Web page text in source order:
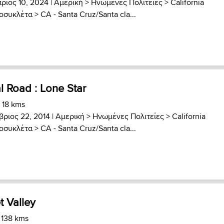
>CA - Santa Cruz/Santa cla...
Road : Lone Star
kms
22, 2014 |Αμερική > Ηνωμένες Πολιτείες>California
>CA - Santa Cruz/Santa cla...
Valley
kms